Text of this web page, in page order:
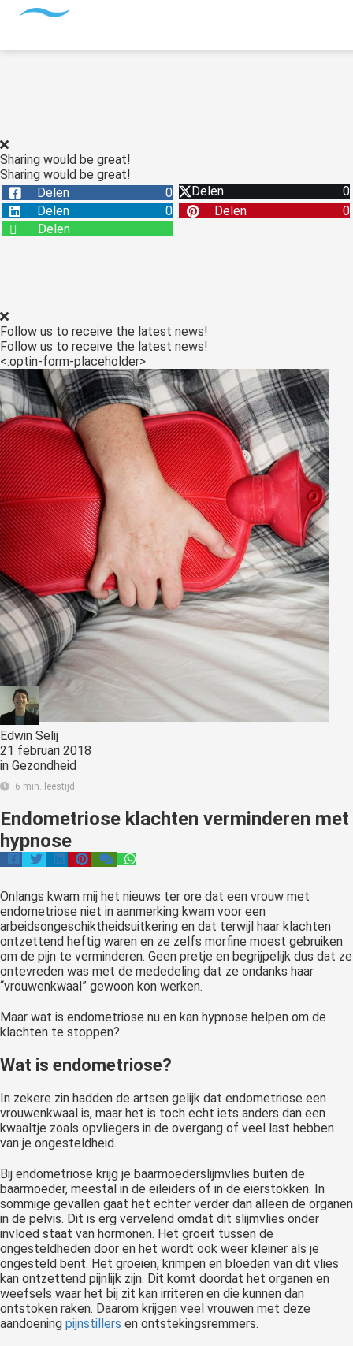
Sharing would be great!
Sharing would be great!
Delen
0 Delen
0
Delen
0 Delen
0
Delen
Follow us to receive the latest news!
Follow us to receive the latest news!
<:optin-form-placeholder>
Edwin Selij
21 februari 2018
in Gezondheid
6 min. leestijd
Endometriose klachten verminderen met
hypnose
Onlangs kwam mij het nieuws ter ore dat een vrouw met
endometriose niet in aanmerking kwam voor een
arbeidsongeschiktheidsuitkering en dat terwijl haar klachten
ontzettend heftig waren en ze zelfs morfine moest gebruiken
om de pijn te verminderen. Geen pretje en begrijpelijk dus dat ze
ontevreden was met de mededeling dat ze ondanks haar
“vrouwenkwaal” gewoon kon werken.
Maar wat is endometriose nu en kan hypnose helpen om de
klachten te stoppen?
Wat is endometriose?
In zekere zin hadden de artsen gelijk dat endometriose een
vrouwenkwaal is, maar het is toch echt iets anders dan een
kwaaltje zoals opvliegers in de overgang of veel last hebben
van je ongesteldheid.
Bij endometriose krijg je baarmoederslijmvlies buiten de
baarmoeder, meestal in de eileiders of in de eierstokken. In
sommige gevallen gaat het echter verder dan alleen de organen
in de pelvis. Dit is erg vervelend omdat dit slijmvlies onder
invloed staat van hormonen. Het groeit tussen de
ongesteldheden door en het wordt ook weer kleiner als je
ongesteld bent. Het groeien, krimpen en bloeden van dit vlies
kan ontzettend pijnlijk zijn. Dit komt doordat het organen en
weefsels waar het bij zit kan irriteren en die kunnen dan
ontstoken raken. Daarom krijgen veel vrouwen met deze
aandoening pijnstillers en ontstekingsremmers.